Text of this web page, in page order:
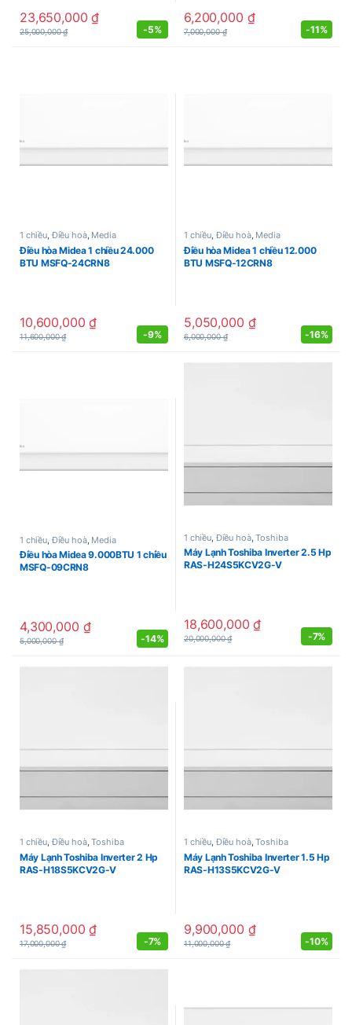
23,650,000₫
25,000,000₫ -5%
6,200,000 ₫
7,000,000₫ -11%
1 chiều, Điều hoà, Media
Điều hòa Midea 1 chiều 24.000
BTU MSFQ-24CRN8
10,600,000₫
11,600,000₫ -9%
1 chiều, Điều hoà, Media
Điều hòa Midea 1 chiều 12.000
BTU MSFQ-12CRN8
5,050,000 ₫
6,000,000₫ -16%
1 chiều Điều hoà, Media
Điều hòa Midea 9.000BTU 1 chiều
MSFQ-09CRN8
4,300,000 ₫
5,000,000₫ -14%
1 chiều Điều hoà,Toshiba
Máy Lạnh Toshiba Inverter 2.5 Hp
RAS-H24S5KCV2G-V
18,600,000₫
20,000,000₫ -7%
1 chiều, Điều hoà,Toshiba
Máy Lạnh Toshiba Inverter 2 Hp
RAS-H18S5KCV2G-V
15,850,000₫
17,000,000₫ -7%
1 chiều, Điều hoà,Toshiba
Máy Lạnh Toshiba Inverter 1.5 Hp
RAS-H13S5KCV2G-V
9,900,000 ₫
11,000,000₫ -10%